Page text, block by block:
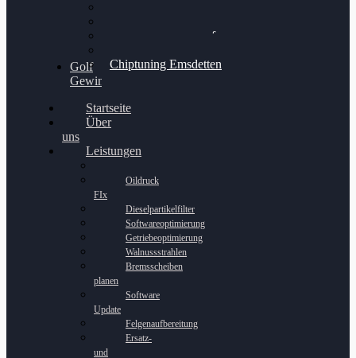
Chiptuning Schüttorf
Chiptuning Emsdetten
Golf
Gewinnspiel
Startseite
Über
uns
Leistungen
Oildruck
FIx
Dieselpartikelfilter
Softwareoptimierung
Getriebeoptimierung
Walnussstrahlen
Bremsscheiben
planen
Software
Update
Felgenaufbereitung
Ersatz-
und